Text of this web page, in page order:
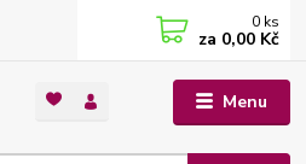
Menu
0 ks
za 0,00 Kč